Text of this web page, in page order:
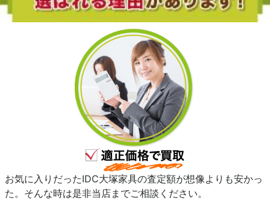
お気に入りだったIDC大塚家具の査定額が想像よりも安かっ
た。そんな時は是非当店までご相談ください。